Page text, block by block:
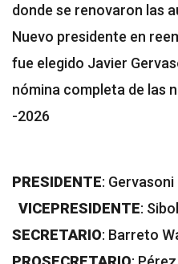
donde se renovaron las
Nuevo presidente en
fue elegido Javier
nómina completa de las
-2026
PRESIDENTE:
VICEPRESIDENTE:
SECRETARIO: Barreto